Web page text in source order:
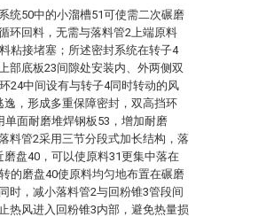
统50中的小溜槽51可使需二次碾磨
环回料，无需与落料管2上端原料
粘接堵塞；所述密封系统在转子4
部底板23间隙处安装内、外两侧双
24中间设有与转子4同时转动的风
逸，形成多重保障密封，双高挡环
单面耐磨堆焊钢板53，增加耐磨
料管2采用三节分段式加长结构，落
盘40，可以使原料31更集中落在
的磨盘40使原料均匀地布置在碾磨
时，减小落料管2与回粉锥3管段间
热风进入回粉锥3内部，避免热量损